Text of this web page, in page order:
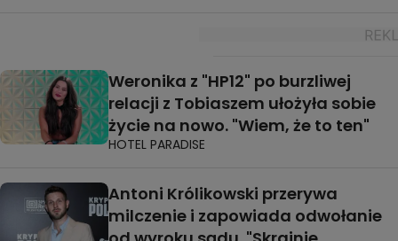
Weronika z "HP12" po burzliwej
relacji z Tobiaszem ułożyła sobie
życie na nowo. "Wiem, że to ten"
HOTEL PARADISE
Antoni Królikowski przerywa
milczenie i zapowiada odwołanie